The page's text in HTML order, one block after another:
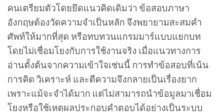
คนเตรียมตัวโดยยึดแนวคิดเดิมว่า ข้อสอบภาษา
อังกฤษต้องวัดความจำเป็นหลัก จึงพยายามสะสมคำ
ศัพท์ให้มากที่สุด หรือทบทวนแกรมมาร์แบบแยกบท
โดยไม่เชื่อมโยงกับการใช้งานจริง เมื่อแนวทางการ
อ่านตั้งต้นจากความเข้าใจเช่นนี้ การทำข้อสอบที่เน้น
การคิด วิเคราะห์ และตีความจึงกลายเป็นเรื่องยาก
เพราะแม้จะจำได้มาก แต่ไม่สามารถนำข้อมูลมาเชื่อม
โยงหรือใช้เหตุผลประกอบคำตอบได้อย่างเป็นระบบ